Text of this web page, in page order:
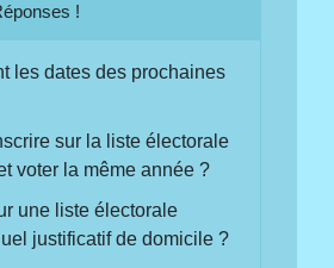
!
les dates des prochaines
sur la liste électorale
voter la même année ?
une liste électorale
justificatif de domicile ?